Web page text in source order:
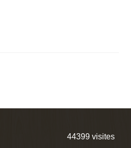
44399 visites